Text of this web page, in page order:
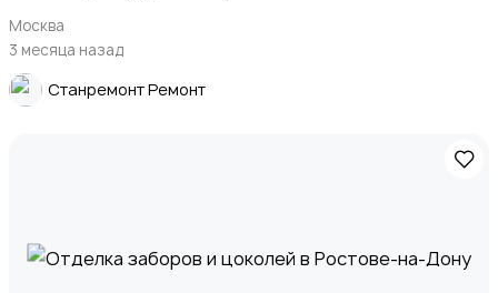
Москва
3 месяца назад
Станремонт Ремонт